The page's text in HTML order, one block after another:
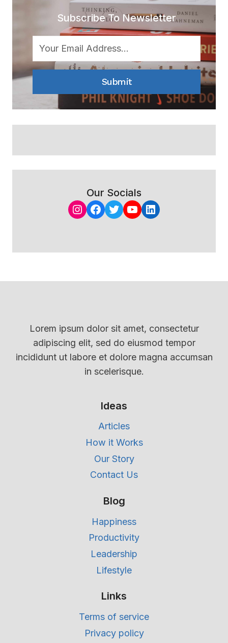
Subscribe To Newsletter
Submit
Our Socials
Instagram
Facebook
Twitter
YouTube
LinkedIn
Lorem ipsum dolor sit amet, consectetur
adipiscing elit, sed do eiusmod tempor
incididunt ut labore et dolore magna accumsan
in scelerisque.
Ideas
Articles
How it Works
Our Story
Contact Us
Blog
Happiness
Productivity
Leadership
Lifestyle
Links
Terms of service
Privacy policy